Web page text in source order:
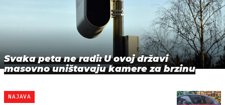
Svaka peta ne radi: U ovoj državi
masovno uništavaju kamere za brzinu
NAJAVA